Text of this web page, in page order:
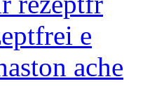
e
ache